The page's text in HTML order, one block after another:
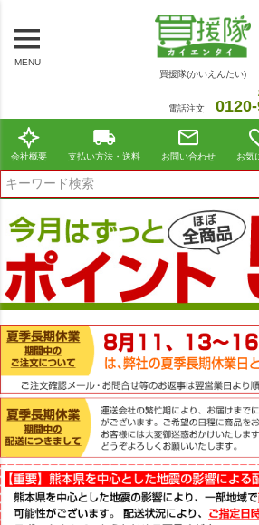
MENU
買援隊(かいえんたい)
電話注文 0120-
会社概要 支払い方法・送料 お問い合わせ お気